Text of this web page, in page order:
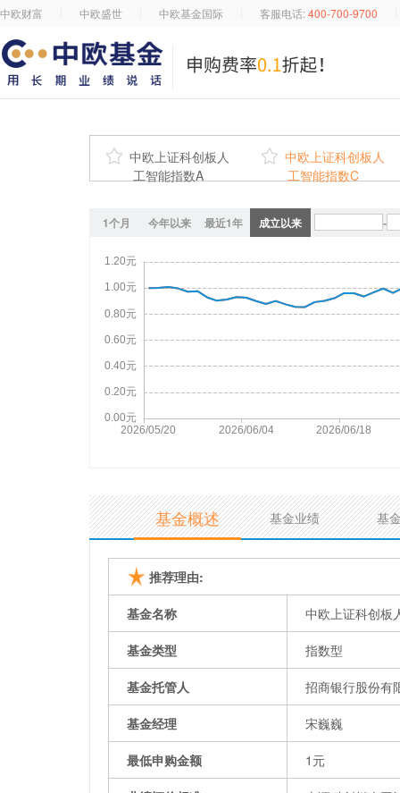
中欧财富 中欧盛世 中欧基金国际 客服电话:400-700-9700
 中欧上证科创板人
工智能指数A
 中欧上证科创板人
工智能指数C
1个月 今年以来 最近1年 成立以来 -
基金概述 基金业绩 基
推荐理由:
基金名称 中欧上证科创板
基金类型 指数型
基金托管人 招商银行股份有
基金经理 宋巍巍
最低申购金额 1元